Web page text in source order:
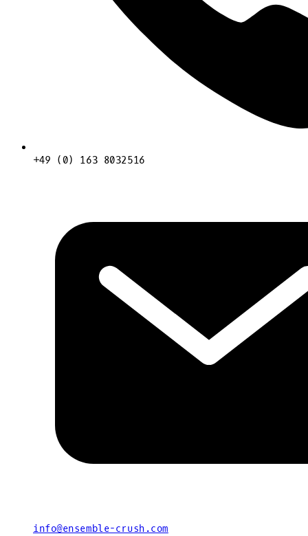
+49 (0) 163 8032516
info@ensemble-crush.com